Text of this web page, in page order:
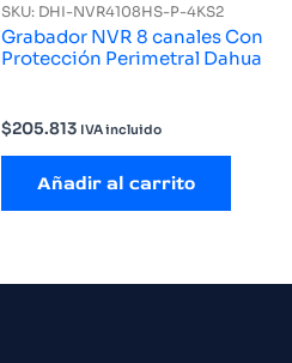
SKU: DHI-NVR4108HS-P-4KS2
Grabador NVR 8 canales Con
Protección Perimetral Dahua
$205.813 IVA incluido
Añadir al carrito